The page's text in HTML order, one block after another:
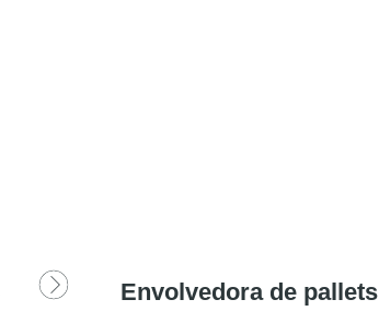
Envolvedora de pallets